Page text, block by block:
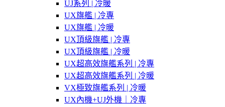
UJ系列 | 冷暖
UX旗艦 | 冷專
UX旗艦 | 冷暖
UX頂級旗艦 | 冷專
UX頂級旗艦 | 冷暖
UX超高效旗艦系列 | 冷專
UX超高效旗艦系列 | 冷暖
VX極致旗艦系列 | 冷暖
UX內機+UJ外機｜冷專